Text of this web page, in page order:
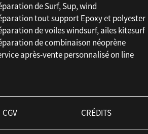
de Surf, Sup, wind
tout support Epoxy et polyester
de voiles windsurf, ailes kitesurf
de combinaison néoprène
après-vente personnalisé on line
CGV CRÉDITS